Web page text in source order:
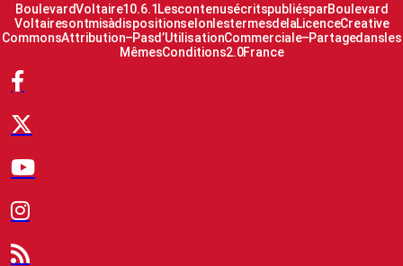
Boulevard Voltaire 10.6.1 Les contenus écrits publiés par Boulevard
Voltaire sont mis à disposition selon les termes de la Licence Creative
Commons Attribution – Pas d’Utilisation Commerciale – Partage dans les
Mêmes Conditions 2.0 France